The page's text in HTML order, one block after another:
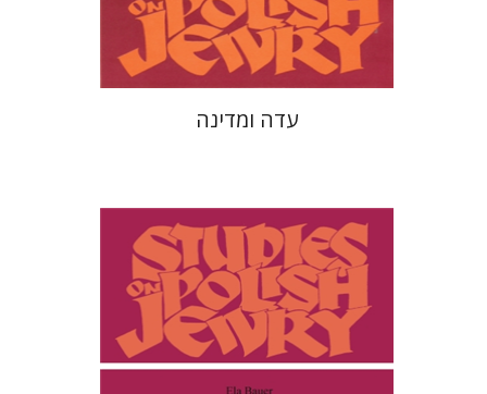
עדה ומדינה
אלה באואר
סקוט אורי